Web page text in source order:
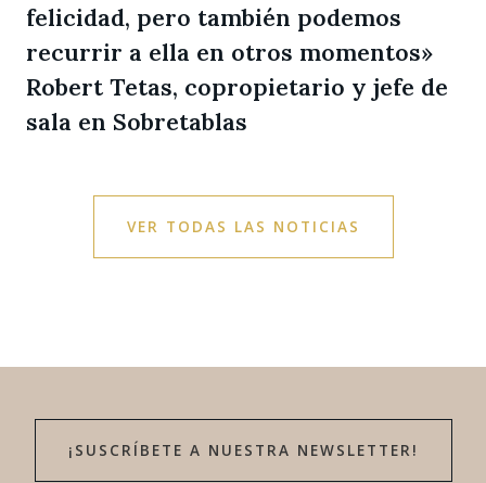
felicidad, pero también podemos
recurrir a ella en otros momentos»
Robert Tetas, copropietario y jefe de
sala en Sobretablas
VER TODAS LAS NOTICIAS
¡SUSCRÍBETE A NUESTRA NEWSLETTER!